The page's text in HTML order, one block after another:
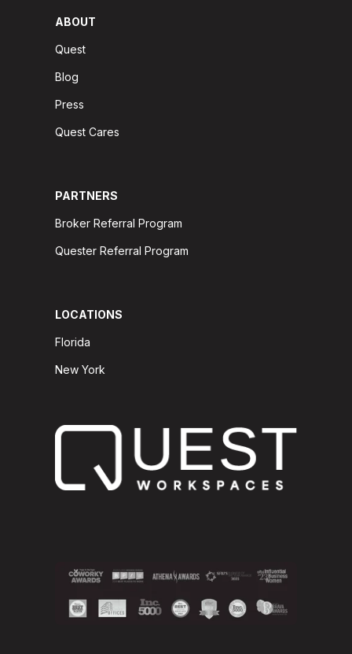
ABOUT
Quest
Blog
Press
Quest Cares
PARTNERS
Broker Referral Program
Quester Referral Program
LOCATIONS
Florida
New York